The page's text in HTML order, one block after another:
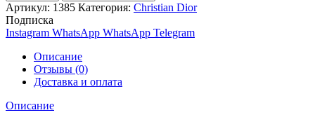
Артикул: 1385 Категория: Christian Dior
Подписка
Instagram WhatsApp WhatsApp Telegram
Описание
Отзывы (0)
Доставка и оплата
Описание